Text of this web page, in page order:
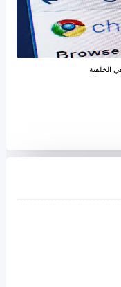
الخلفية